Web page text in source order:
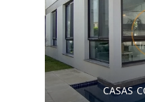
CASAS